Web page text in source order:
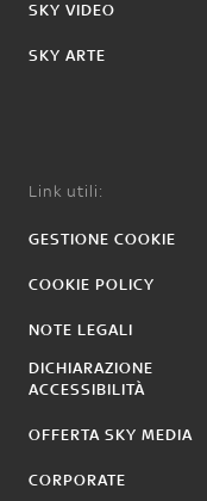
SKY VIDEO
SKY ARTE
Link utili:
GESTIONE COOKIE
COOKIE POLICY
NOTE LEGALI
DICHIARAZIONE
ACCESSIBILITÀ
OFFERTA SKY MEDIA
CORPORATE